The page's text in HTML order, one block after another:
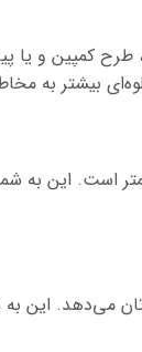
کمپین و یا
بیشتر به
است. این به
می‌دهد.